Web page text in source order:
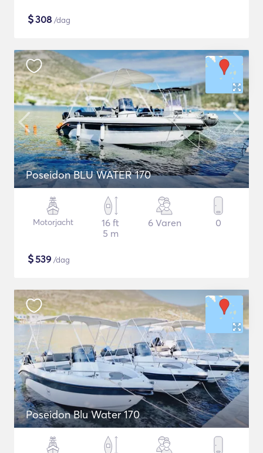
$308 /dag
Poseidon BLU WATER 170
Motorjacht
16 ft
5 m
6 Varen 0
$539 /dag
Poseidon Blu Water 170